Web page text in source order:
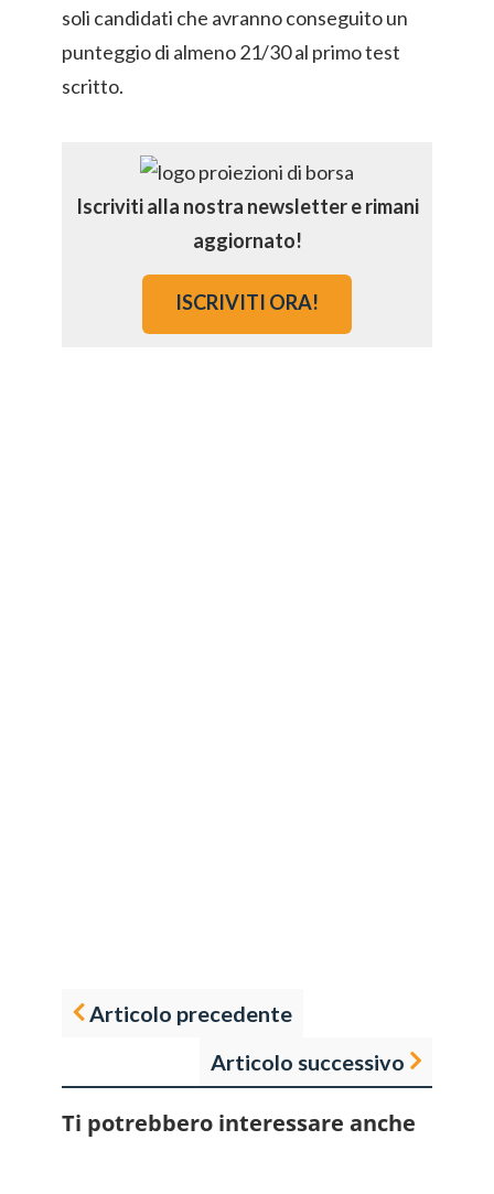
soli candidati che avranno conseguito un
punteggio di almeno 21/30 al primo test
scritto.
Iscriviti alla nostra newsletter e rimani
aggiornato!
ISCRIVITI ORA!
Articolo precedente
Articolo successivo
Ti potrebbero interessare anche